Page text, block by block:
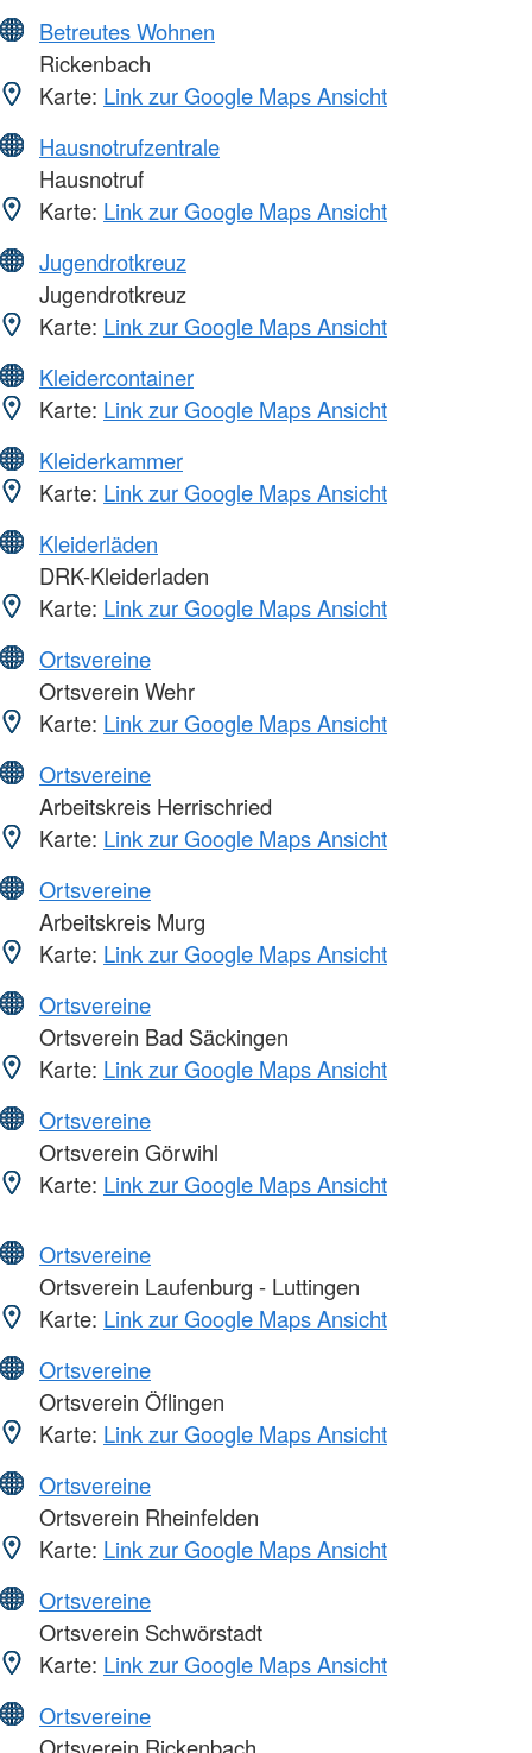
Betreutes Wohnen
Rickenbach
Karte: Link zur Google Maps Ansicht
Hausnotrufzentrale
Hausnotruf
Karte: Link zur Google Maps Ansicht
Jugendrotkreuz
Jugendrotkreuz
Karte: Link zur Google Maps Ansicht
Kleidercontainer
Karte: Link zur Google Maps Ansicht
Kleiderkammer
Karte: Link zur Google Maps Ansicht
Kleiderläden
DRK-Kleiderladen
Karte: Link zur Google Maps Ansicht
Ortsvereine
Ortsverein Wehr
Karte: Link zur Google Maps Ansicht
Ortsvereine
Arbeitskreis Herrischried
Karte: Link zur Google Maps Ansicht
Ortsvereine
Arbeitskreis Murg
Karte: Link zur Google Maps Ansicht
Ortsvereine
Ortsverein Bad Säckingen
Karte: Link zur Google Maps Ansicht
Ortsvereine
Ortsverein Görwihl
Karte: Link zur Google Maps Ansicht
Ortsvereine
Ortsverein Laufenburg - Luttingen
Karte: Link zur Google Maps Ansicht
Ortsvereine
Ortsverein Öflingen
Karte: Link zur Google Maps Ansicht
Ortsvereine
Ortsverein Rheinfelden
Karte: Link zur Google Maps Ansicht
Ortsvereine
Ortsverein Schwörstadt
Karte: Link zur Google Maps Ansicht
Ortsvereine